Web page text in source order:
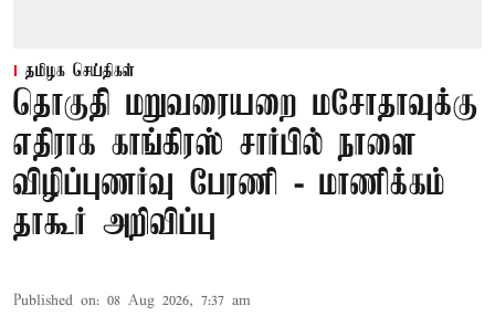
தமிழக செய்திகள்
தொகுதி மறுவரையறை மசோதாவுக்கு
எதிராக காங்கிரஸ் சார்பில் நாளை
விழிப்புணர்வு பேரணி - மாணிக்கம்
தாகூர் அறிவிப்பு
Published on: 08 Aug 2026, 7:37 am